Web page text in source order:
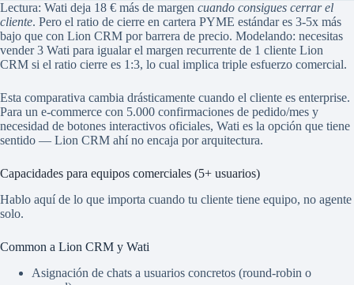
Lectura: Wati deja 18 € más de margen cuando consigues cerrar el
cliente. Pero el ratio de cierre en cartera PYME estándar es 3-5x más
bajo que con Lion CRM por barrera de precio. Modelando: necesitas
vender 3 Wati para igualar el margen recurrente de 1 cliente Lion
CRM si el ratio cierre es 1:3, lo cual implica triple esfuerzo comercial.
Esta comparativa cambia drásticamente cuando el cliente es enterprise.
Para un e-commerce con 5.000 confirmaciones de pedido/mes y
necesidad de botones interactivos oficiales, Wati es la opción que tiene
sentido — Lion CRM ahí no encaja por arquitectura.
Capacidades para equipos comerciales (5+ usuarios)
Hablo aquí de lo que importa cuando tu cliente tiene equipo, no agente
solo.
Common a Lion CRM y Wati
Asignación de chats a usuarios concretos (round-robin o